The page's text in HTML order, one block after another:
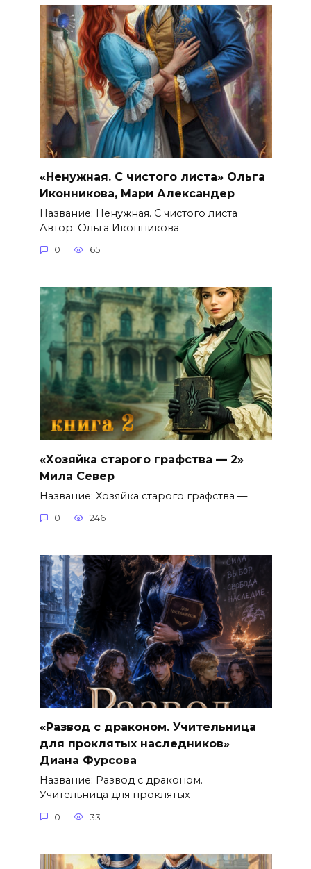
«Ненужная. С чистого листа» Ольга
Иконникова, Мари Александер
Название: Ненужная. С чистого листа
Автор: Ольга Иконникова
0 65
«Хозяйка старого графства — 2»
Мила Север
Название: Хозяйка старого графства —
0 246
«Развод с драконом. Учительница
для проклятых наследников»
Диана Фурсова
Название: Развод с драконом.
Учительница для проклятых
0 33